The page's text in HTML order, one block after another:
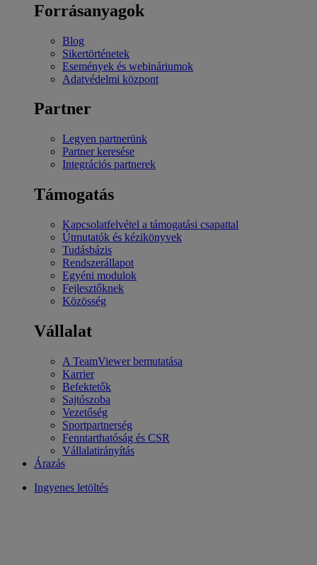
Forrásanyagok
Blog
Sikertörténetek
Események és webináriumok
Adatvédelmi központ
Partner
Legyen partnerünk
Partner keresése
Integrációs partnerek
Támogatás
Kapcsolatfelvétel a támogatási csapattal
Útmutatók és kézikönyvek
Tudásbázis
Rendszerállapot
Egyéni modulok
Fejlesztőknek
Közösség
Vállalat
A TeamViewer bemutatása
Karrier
Befektetők
Sajtószoba
Vezetőség
Sportpartnerség
Fenntarthatóság és CSR
Vállalatirányítás
Árazás
Ingyenes letöltés